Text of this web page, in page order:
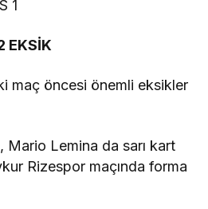
1
EKSİK
maç öncesi önemli eksikler
Mario Lemina da sarı kart
Rizespor maçında forma